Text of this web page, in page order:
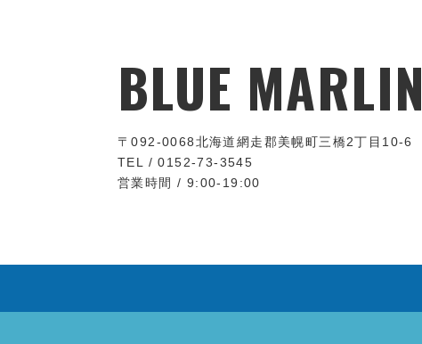
BLUE MARLIN
〒092-0068北海道網走郡美幌町三橋2丁目10-6
TEL / 0152-73-3545
営業時間 / 9:00-19:00